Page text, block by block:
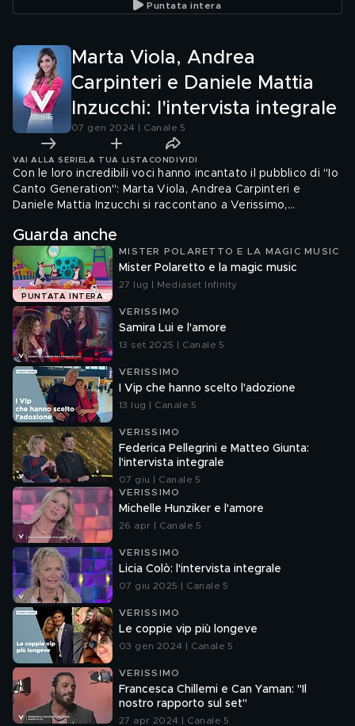
Puntata intera
Marta Viola, Andrea
Carpinteri e Daniele Mattia
Inzucchi: l'intervista integrale
07 gen 2024 | Canale 5
VAI ALLA SERIE LA TUA LISTA CONDIVIDI
Con le loro incredibili voci hanno incantato il pubblico di "Io
Canto Generation": Marta Viola, Andrea Carpinteri e
Daniele Mattia Inzucchi si raccontano a Verissimo,
Mietta e Anna Tatangelo.
Guarda anche
PUNTATA INTERA
MISTER POLARETTO E LA MAGIC MUSIC
Mister Polaretto e la magic music
27 lug | Mediaset Infinity
VERISSIMO
Samira Lui e l'amore
13 set 2025 | Canale 5
VERISSIMO
I Vip che hanno scelto l'adozione
13 lug | Canale 5
VERISSIMO
Federica Pellegrini e Matteo Giunta:
l'intervista integrale
07 giu | Canale 5
VERISSIMO
Michelle Hunziker e l'amore
26 apr | Canale 5
VERISSIMO
Licia Colò: l'intervista integrale
07 giu 2025 | Canale 5
VERISSIMO
Le coppie vip più longeve
03 gen 2024 | Canale 5
VERISSIMO
Francesca Chillemi e Can Yaman: "Il
nostro rapporto sul set"
27 apr 2024 | Canale 5